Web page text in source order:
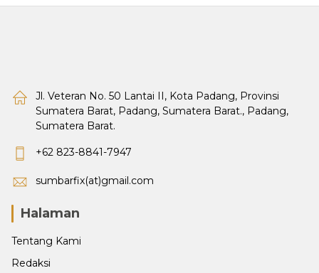
Jl. Veteran No. 50 Lantai II, Kota Padang, Provinsi
Sumatera Barat, Padang, Sumatera Barat., Padang,
Sumatera Barat.
+62 823-8841-7947
sumbarfix(at)gmail.com
Halaman
Tentang Kami
Redaksi